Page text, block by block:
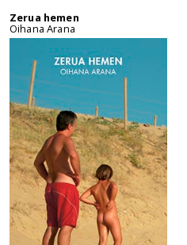
Zerua hemen
Oihana Arana